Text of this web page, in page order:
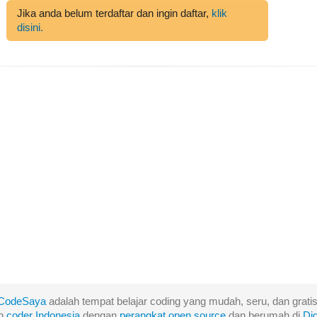
Jika anda belum terdaftar dan ingin daftar, klik
disini.
adalah tempat belajar coding yang mudah, seru, dan